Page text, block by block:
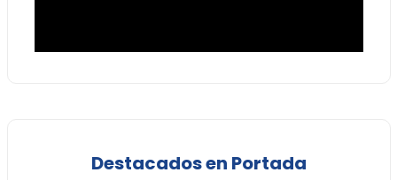
Destacados en Portada